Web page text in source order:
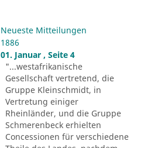
Neueste Mitteilungen
1886
01. Januar , Seite 4
"...westafrikanische
Gesellschaft vertretend, die
Gruppe Kleinschmidt, in
Vertretung einiger
Rheinländer, und die Gruppe
Schmerenbeck erhielten
Concessionen für verschiedene